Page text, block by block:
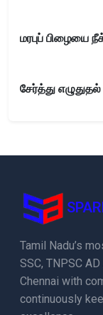
மரபுப் பிழையை
சேர்த்து எழுதுதல்
Tamil Nadu’s
SSC, TNPSC
Chennai with
continuously